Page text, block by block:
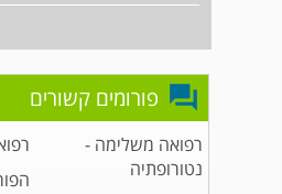
פורומים קשורים
רפואה משלימה -
נטורופתיה